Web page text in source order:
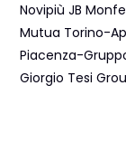
Novipiù JB
Mutua Torino-
Piacenza-
Giorgio Tesi